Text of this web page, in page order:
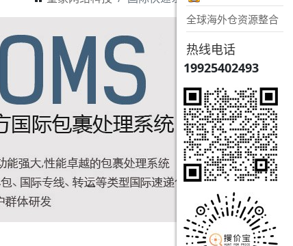
全球海外仓资源整合
热线电话
19925402493